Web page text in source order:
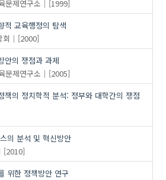
문제연구소
[1999]
적 교육행정의 탐색
회
[2000]
안의 쟁점과 과제
문제연구소
[2005]
책의 정치학적 분석: 정부와 대학간의 쟁점
의 분석 및 혁신방안
[2010]
위한 정책방안 연구